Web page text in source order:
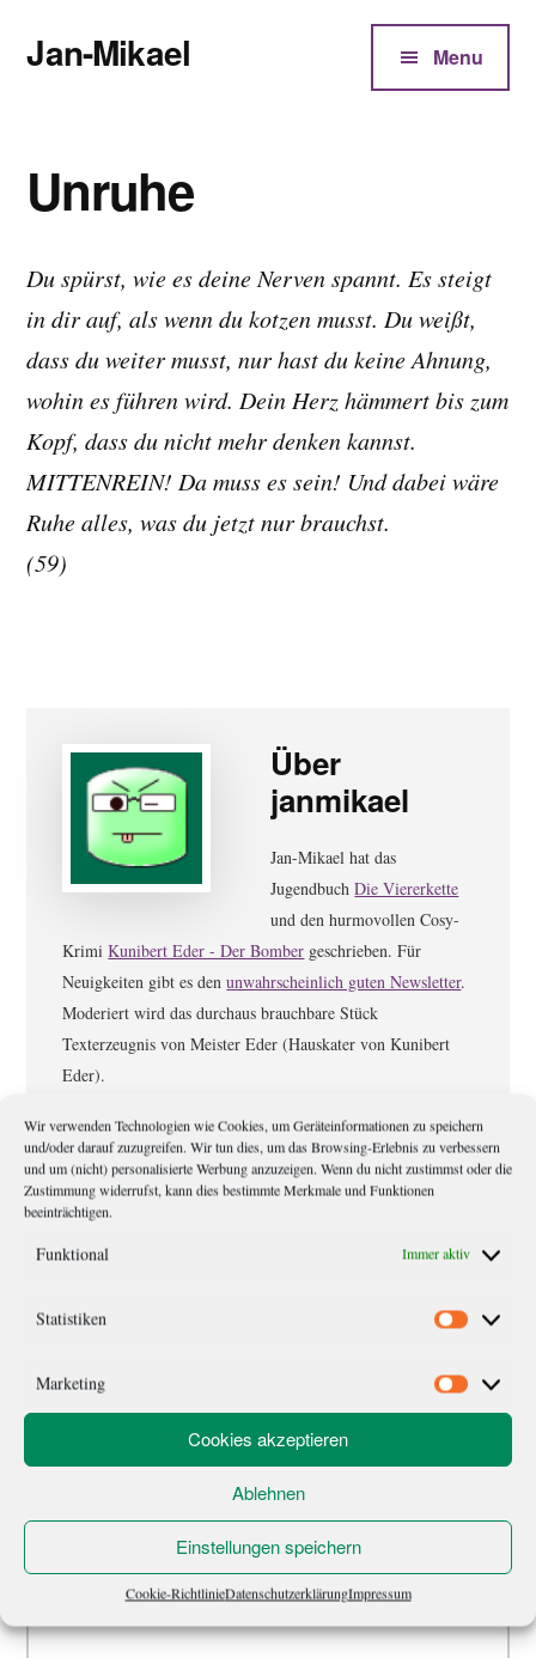
Wir verwenden Technologien wie Cookies, um Geräteinformationen zu speichern
und/oder darauf zuzugreifen. Wir tun dies, um das Browsing-Erlebnis zu verbessern
und um (nicht) personalisierte Werbung anzuzeigen. Wenn du nicht zustimmst oder die
Zustimmung widerrufst, kann dies bestimmte Merkmale und Funktionen
beeinträchtigen.
Funktional Immer aktiv
Statistiken
Marketing
Cookies akzeptieren
Ablehnen
Einstellungen speichern
Cookie-RichtlinieDatenschutzerklärungImpressum
Inhalt
springen
menu
Jan-Mikael Menu
Unruhe
Du spürst, wie es deine Nerven spannt. Es steigt
in dir auf, als wenn du kotzen musst. Du weißt,
dass du weiter musst, nur hast du keine Ahnung,
wohin es führen wird. Dein Herz hämmert bis zum
Kopf, dass du nicht mehr denken kannst.
MITTENREIN! Da muss es sein! Und dabei wäre
Ruhe alles, was du jetzt nur brauchst.
(59)
Über
janmikael
Jan-Mikael hat das
JugendbuchDie Viererkette
und den hurmovollen Cosy-
KrimiKunibert Eder - Der Bomber geschrieben. Für
Neuigkeiten gibt es denunwahrscheinlich guten Newsletter.
Moderiert wird das durchaus brauchbare Stück
Texterzeugnis von Meister Eder (Hauskater von Kunibert
Eder).
Leser-
Interaktionen
Schreibe einen Kommentar
sind mit*markiert
Kommentar